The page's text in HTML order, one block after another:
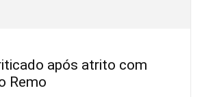
após atrito com
Remo